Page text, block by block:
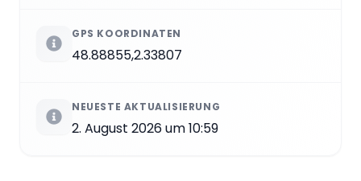
GPS KOORDINATEN
48.88855,2.33807
NEUESTE AKTUALISIERUNG
2. August 2026 um 10:59